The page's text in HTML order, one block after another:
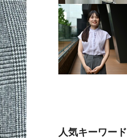
人気キーワード